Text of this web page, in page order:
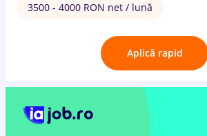
3500 - 4000 RON net / lună
Aplică rapid